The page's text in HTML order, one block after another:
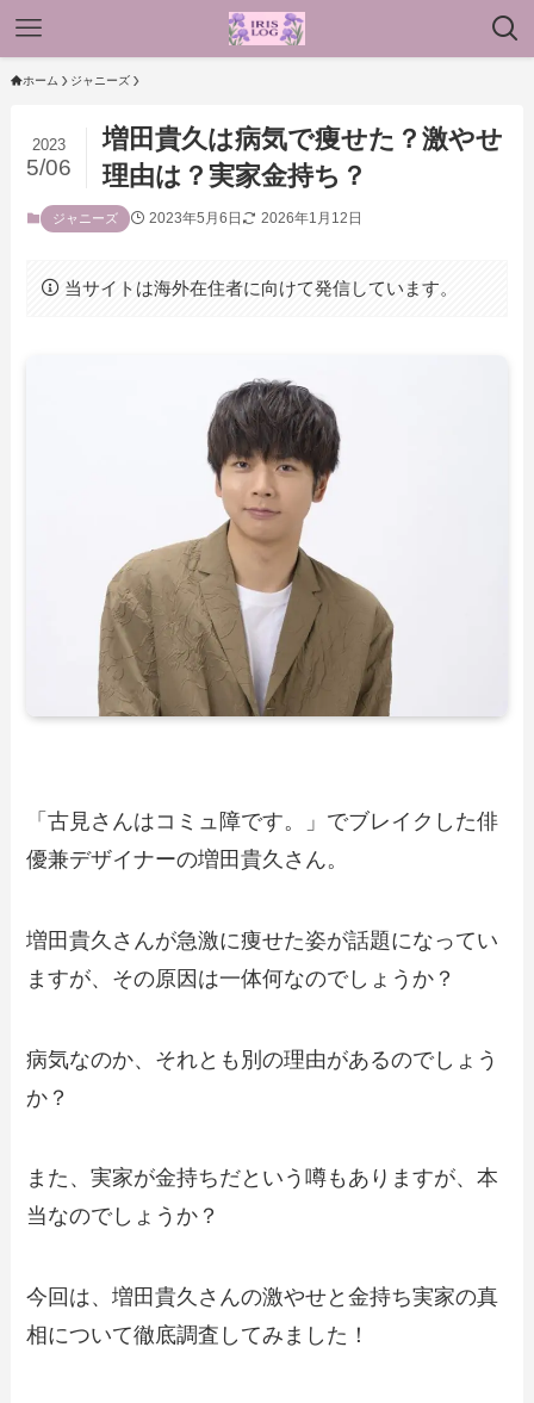
ホーム ジャニーズ
増田貴久は病気で痩せた？激やせ
理由は？実家金持ち？
2023
5/06
ジャニーズ 2023年5月6日 2026年1月12日
当サイトは海外在住者に向けて発信しています。
「古見さんはコミュ障です。」でブレイクした俳
優兼デザイナーの増田貴久さん。
増田貴久さんが急激に痩せた姿が話題になってい
ますが、その原因は一体何なのでしょうか？
病気なのか、それとも別の理由があるのでしょう
か？
また、実家が金持ちだという噂もありますが、本
当なのでしょうか？
今回は、増田貴久さんの激やせと金持ち実家の真
相について徹底調査してみました！